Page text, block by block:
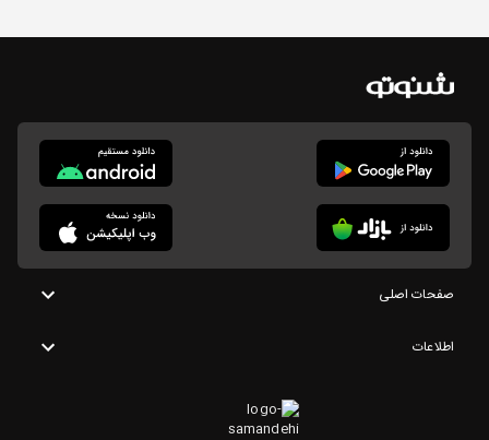
صفحات اصلی
اطلاعات